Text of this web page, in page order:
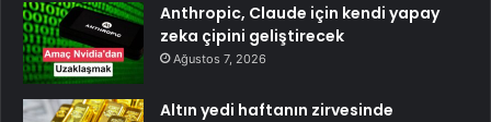
Anthropic, Claude için kendi yapay
zeka çipini geliştirecek
Ağustos 7, 2026
Altın yedi haftanın zirvesinde